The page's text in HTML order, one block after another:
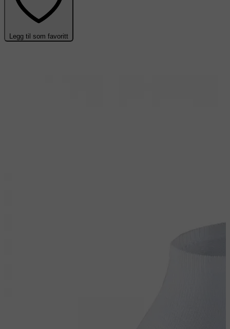
Legg til som favoritt